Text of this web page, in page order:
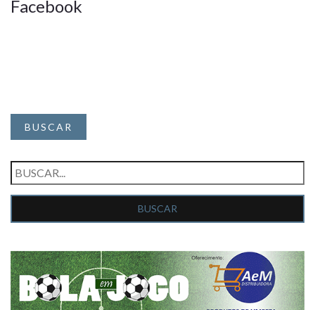
Facebook
BUSCAR